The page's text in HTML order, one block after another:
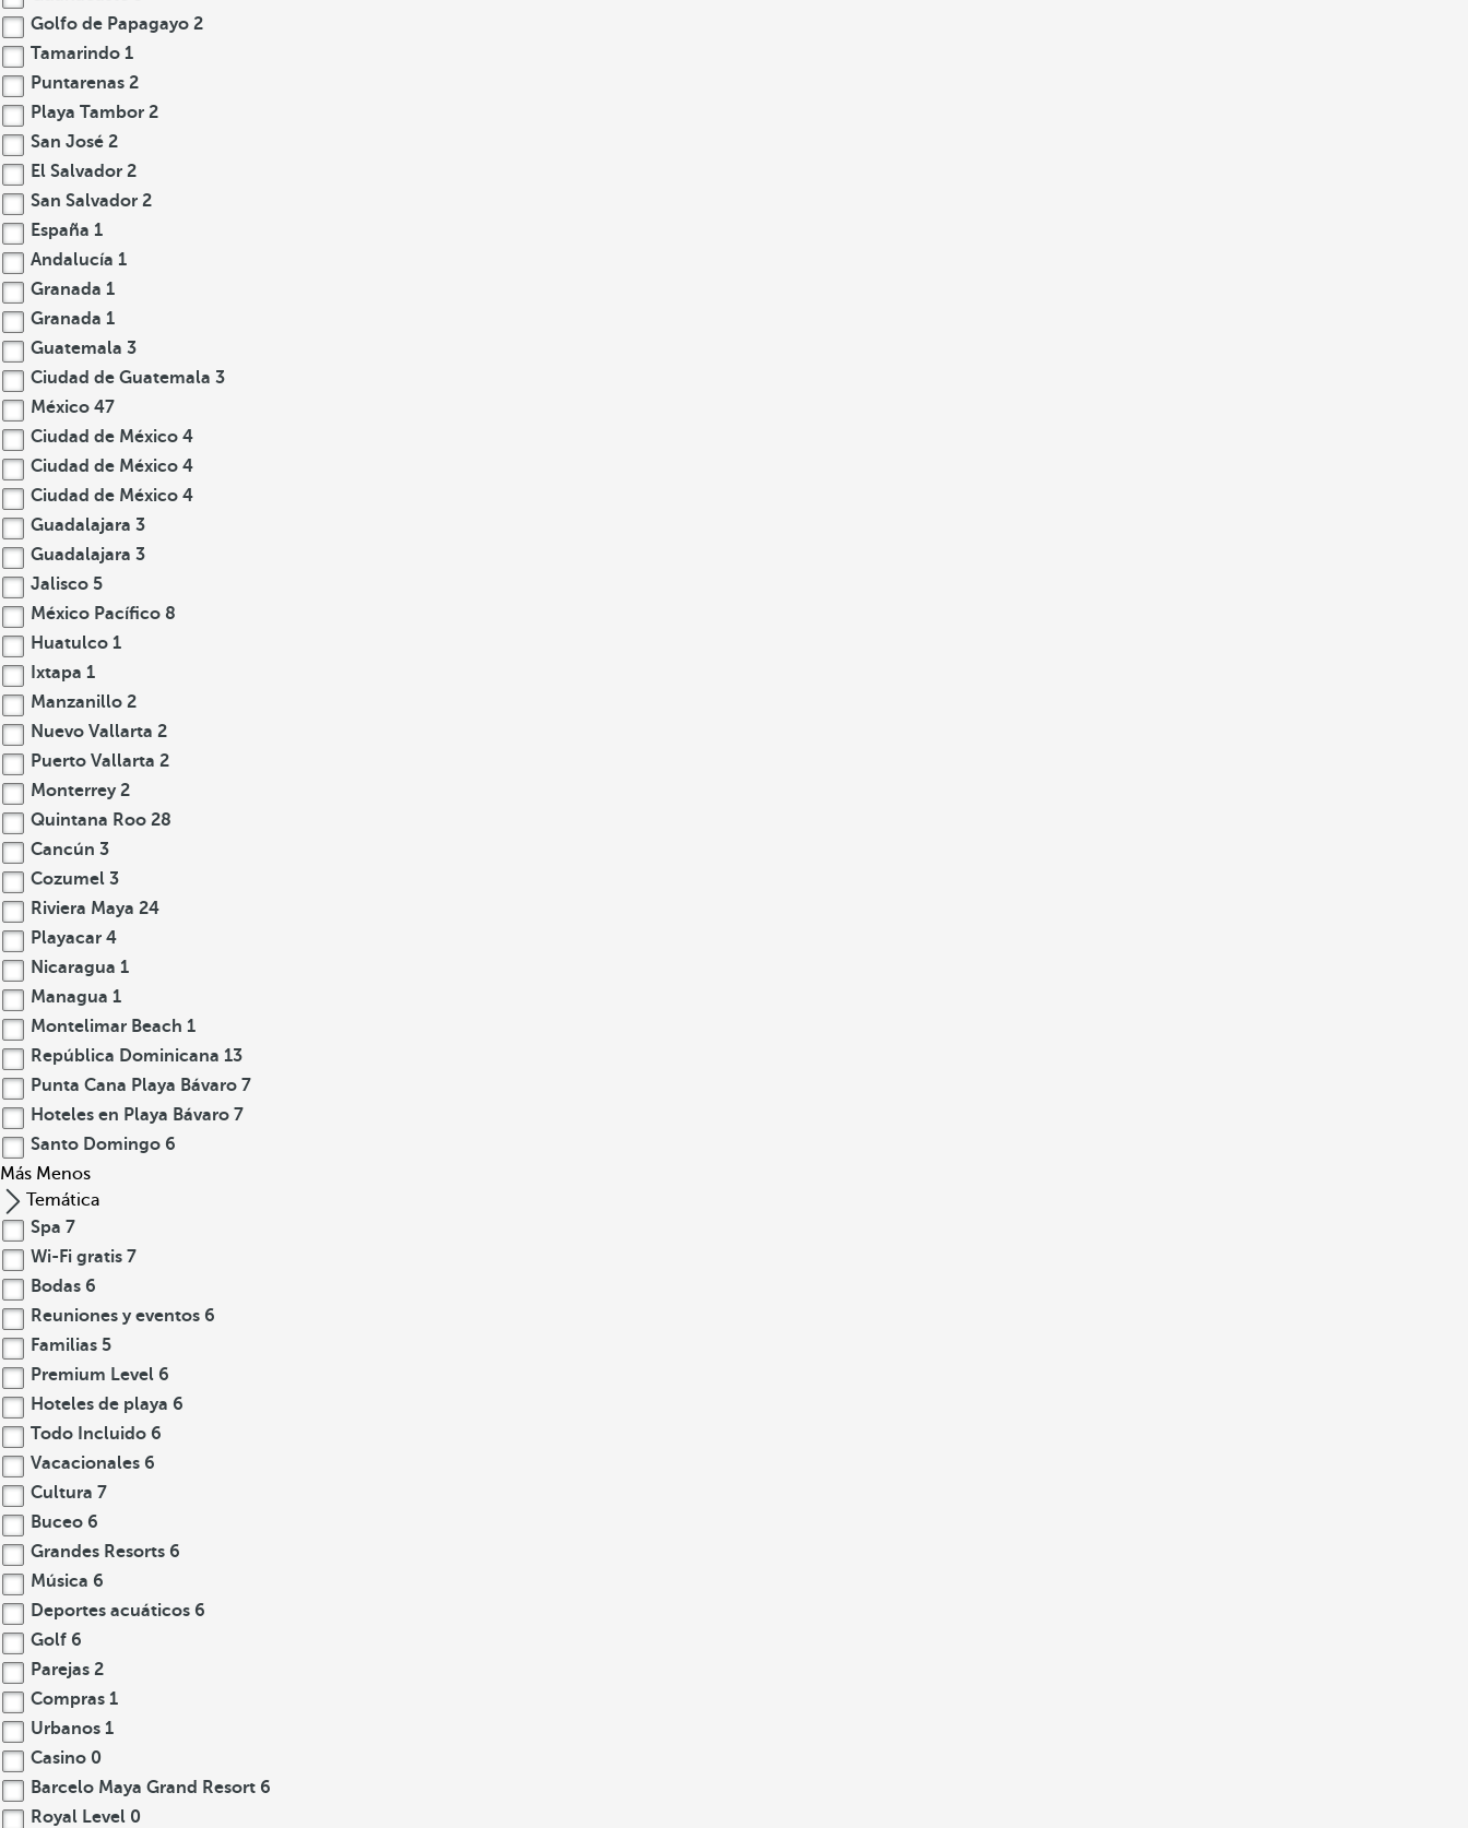
Golfo de Papagayo 2
Tamarindo 1
Puntarenas 2
Playa Tambor 2
San José 2
El Salvador 2
San Salvador 2
España 1
Andalucía 1
Granada 1
Granada 1
Guatemala 3
Ciudad de Guatemala 3
México 47
Ciudad de México 4
Ciudad de México 4
Ciudad de México 4
Guadalajara 3
Guadalajara 3
Jalisco 5
México Pacífico 8
Huatulco 1
Ixtapa 1
Manzanillo 2
Nuevo Vallarta 2
Puerto Vallarta 2
Monterrey 2
Quintana Roo 28
Cancún 3
Cozumel 3
Riviera Maya 24
Playacar 4
Nicaragua 1
Managua 1
Montelimar Beach 1
República Dominicana 13
Punta Cana Playa Bávaro 7
Hoteles en Playa Bávaro 7
Santo Domingo 6
Más Menos
Temática
Spa 7
Wi-Fi gratis 7
Bodas 6
Reuniones y eventos 6
Familias 5
Premium Level 6
Hoteles de playa 6
Todo Incluido 6
Vacacionales 6
Cultura 7
Buceo 6
Grandes Resorts 6
Música 6
Deportes acuáticos 6
Golf 6
Parejas 2
Compras 1
Urbanos 1
Casino 0
Barcelo Maya Grand Resort 6
Royal Level 0